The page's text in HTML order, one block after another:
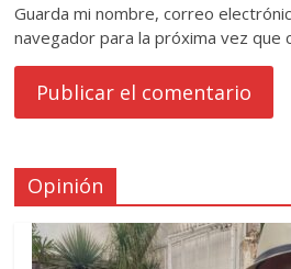
Guarda mi nombre, correo
navegador para la próxima vez que
Opinión